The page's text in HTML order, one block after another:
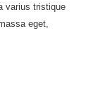
varius tristique
eget,